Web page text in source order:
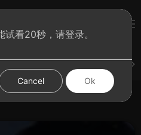
看20秒，请登录。
Cancel Ok